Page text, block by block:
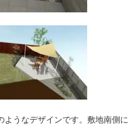
ようなデザインです。敷地南側に